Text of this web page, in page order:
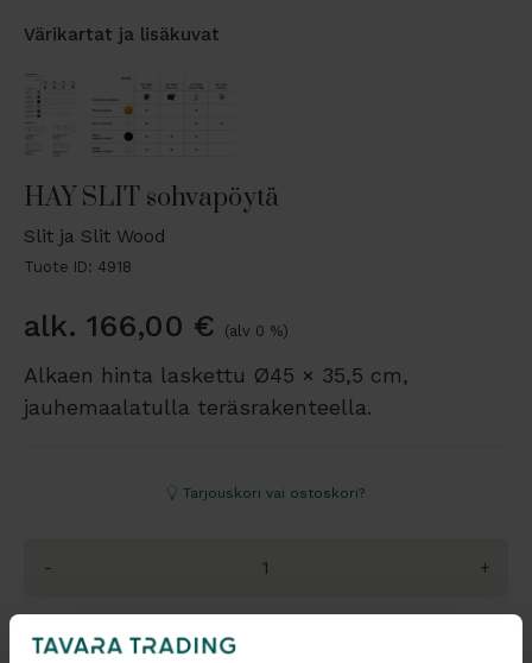
Värikartat ja lisäkuvat
HAY SLIT sohvapöytä
Slit ja Slit Wood
Tuote ID: 4918
alk. 166,00 € (alv 0 %)
Alkaen hinta laskettu Ø45 × 35,5 cm,
jauhemaalatulla teräsrakenteella.
Tarjouskori vai ostoskori?
- +
Pyydä tarjous